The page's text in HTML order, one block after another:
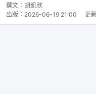
撰文： 胡凱欣
出版： 2026-06-19 21:00 更